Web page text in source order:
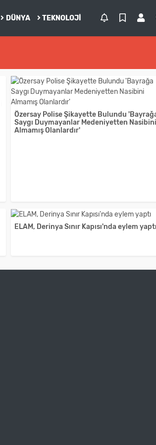
DÜNYA TEKNOLOJI
Özersay Polise Şikayette Bulundu
Saygı Duymayanlar Medeniyetten Nasibini
Almamış Olanlardır'
ELAM, Derinya Sınır Kapısı'nda eylem yaptı